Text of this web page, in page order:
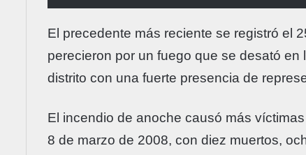
El precedente más reciente se registró el
perecieron por un fuego que se desató en
distrito con una fuerte presencia de
El incendio de anoche causó más
8 de marzo de 2008, con diez muertos,